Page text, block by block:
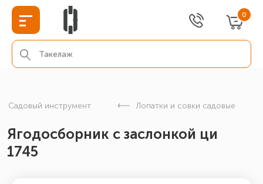
0
Садовый инструмент Лопатки и совки садовые
Ягодосборник с заслонкой ци
1745